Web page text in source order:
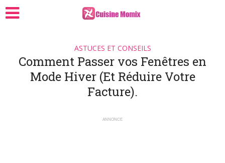
ASTUCES ET CONSEILS
Comment Passer vos Fenêtres en
Mode Hiver (Et Réduire Votre
Facture).
ANNONCE